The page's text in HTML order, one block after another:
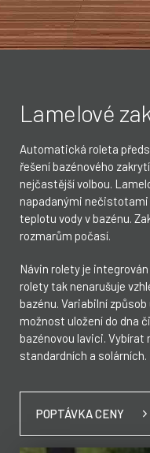
Lamelové
Automatická roleta
řešení bazénového
nejčastější volbou.
napadanými nečistotami
teplotu vody v bazénu.
rozmarům počasí.
Návin rolety je
rolety tak nenarušuje
bazénu. Variabilní
možnost uložení do dna
bazénovou lavici. Vybírat
standardních a solárních.
POPTÁVKA CENY